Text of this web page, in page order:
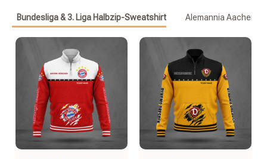
Bundesliga & 3. Liga Halbzip-Sweatshirt Alemannia Aachen